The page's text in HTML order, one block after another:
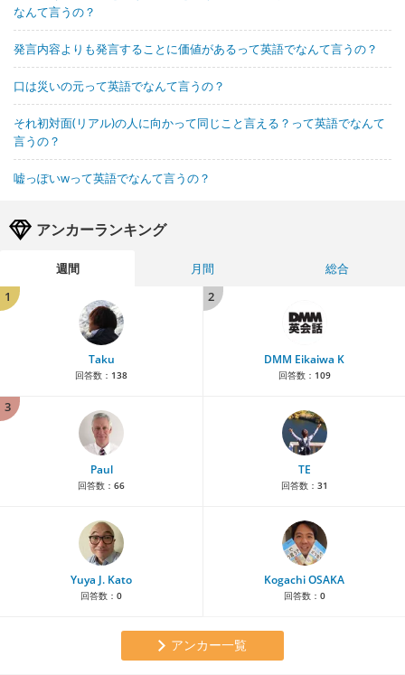
なんて言うの？
発言内容よりも発言することに価値があるって英語でなんて言うの？
口は災いの元って英語でなんて言うの？
それ初対面(リアル)の人に向かって同じこと言える？って英語でなんて
言うの？
嘘っぽいwって英語でなんて言うの？
アンカーランキング
週間 月間
総合
1
Taku
回答数： 138
2
DMM Eikaiwa K
回答数： 109
3
Paul
回答数： 66
TE
回答数： 31
Yuya J. Kato
回答数： 0
Kogachi OSAKA
回答数： 0
アンカー一覧